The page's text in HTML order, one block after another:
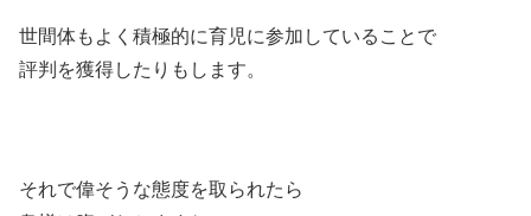
世間体もよく積極的に育児に参加していることで
評判を獲得したりもします。
それで偉そうな態度を取られたら